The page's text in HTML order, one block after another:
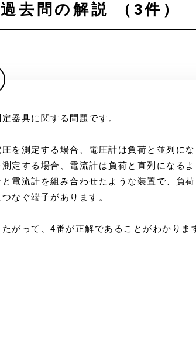
去問の解説 （3件）
定器具に関する問題です。
圧を測定する場合、電圧計は負荷と並列に
測定する場合、電流計は負荷と直列になる
と電流計を組み合わせたような装置で、負
つなぐ端子があります。
たがって、4番が正解であることがわかりま